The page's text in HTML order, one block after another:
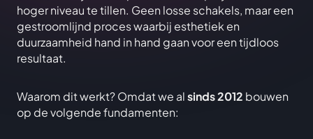
hoger niveau te tillen. Geen losse schakels, maar een
gestroomlijnd proces waarbij esthetiek en
duurzaamheid hand in hand gaan voor een tijdloos
resultaat.
Waarom dit werkt? Omdat we alsinds 2012 bouwen
op de volgende fundamenten: